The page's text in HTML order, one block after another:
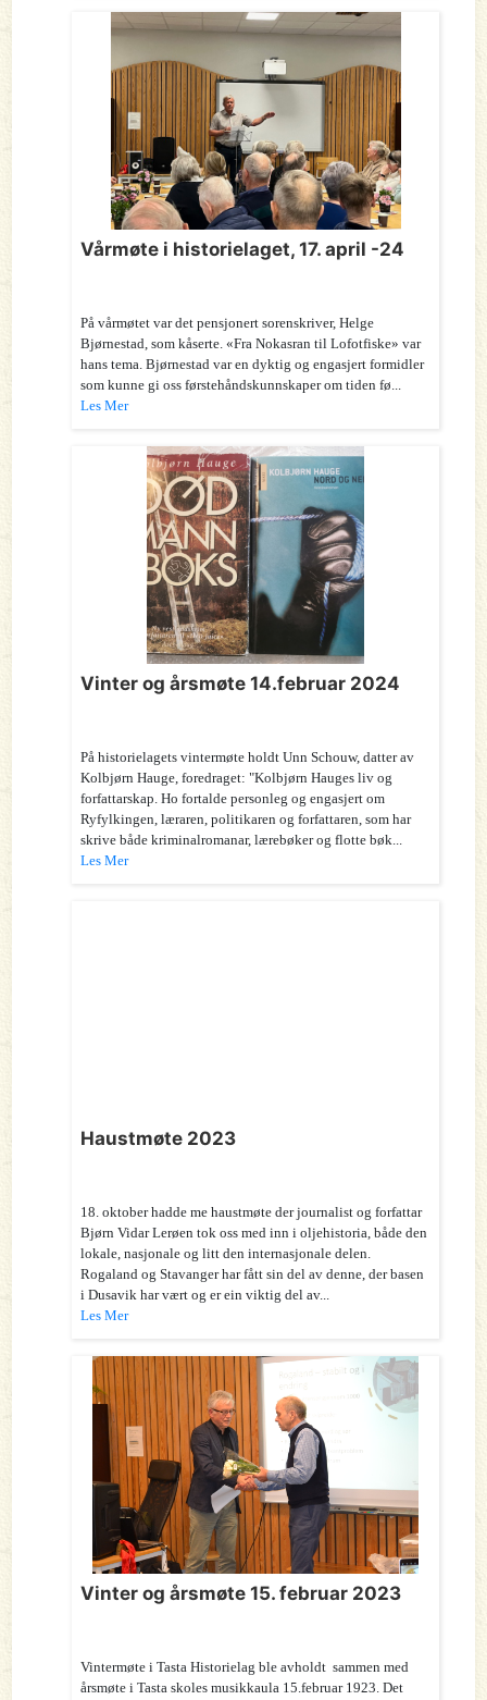
Vårmøte i historielaget, 17. april -24
På vårmøtet var det pensjonert sorenskriver, Helge
Bjørnestad, som kåserte. «Fra Nokasran til Lofotfiske» var
hans tema. Bjørnestad var en dyktig og engasjert formidler
som kunne gi oss førstehåndskunnskaper om tiden fø...
Les Mer
Vinter og årsmøte 14.februar 2024
På historielagets vintermøte holdt Unn Schouw, datter av
Kolbjørn Hauge, foredraget: "Kolbjørn Hauges liv og
forfattarskap. Ho fortalde personleg og engasjert om
Ryfylkingen, læraren, politikaren og forfattaren, som har
skrive både kriminalromanar, lærebøker og flotte bøk...
Les Mer
Haustmøte 2023
18. oktober hadde me haustmøte der journalist og forfattar
Bjørn Vidar Lerøen tok oss med inn i oljehistoria, både den
lokale, nasjonale og litt den internasjonale delen.
Rogaland og Stavanger har fått sin del av denne, der basen
i Dusavik har vært og er ein viktig del av...
Les Mer
Vinter og årsmøte 15. februar 2023
Vintermøte i Tasta Historielag ble avholdt sammen med
årsmøte i Tasta skoles musikkaula 15.februar 1923. Det